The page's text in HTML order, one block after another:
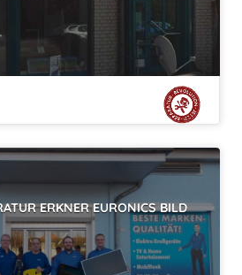
ERKNER EURONICS BILD